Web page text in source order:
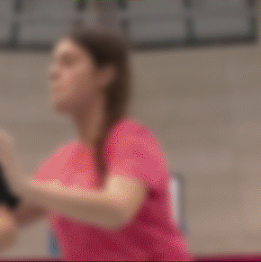
Exporter les lignes sélectionnées
Exporter toutes les colonnes
Exporter uniquement les colonnes affichées
>
Planning
Derniers Résultats
Résumé des matchs
?>